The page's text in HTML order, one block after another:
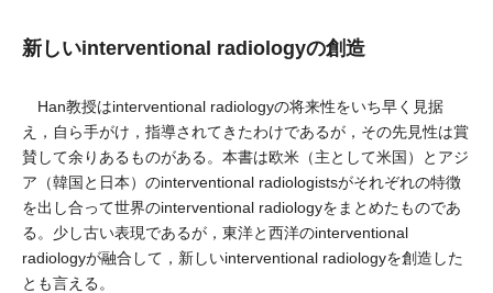
新しいinterventional radiologyの創造
Han教授はinterventional radiologyの将来性をいち早く見据
え，自ら手がけ，指導されてきたわけであるが，その先見性は賞
賛して余りあるものがある。本書は欧米（主として米国）とアジ
ア（韓国と日本）のinterventional radiologistsがそれぞれの特徴
を出し合って世界のinterventional radiologyをまとめたものであ
る。少し古い表現であるが，東洋と西洋のinterventional
radiologyが融合して，新しいinterventional radiologyを創造した
とも言える。